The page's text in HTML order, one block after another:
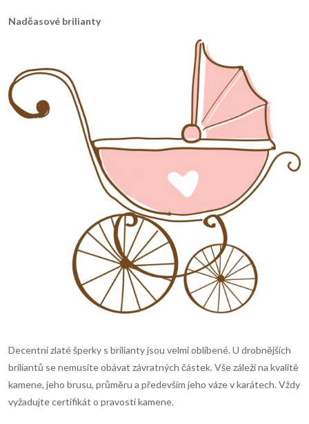
Nadčasové brilianty
Decentní zlaté šperky s brilianty jsou velmi oblíbené. U drobnějších
briliantů se nemusíte obávat závratných částek. Vše záleží na kvalitě
kamene, jeho brusu, průměru a především jeho váze v karátech. Vždy
vyžadujte certifikát o pravosti kamene.